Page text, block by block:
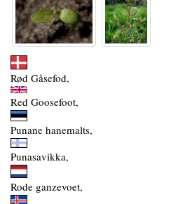
Rød Gåsefod,
Red Goosefoot,
Punane hanemalts,
Punasavikka,
Rode ganzevoet,